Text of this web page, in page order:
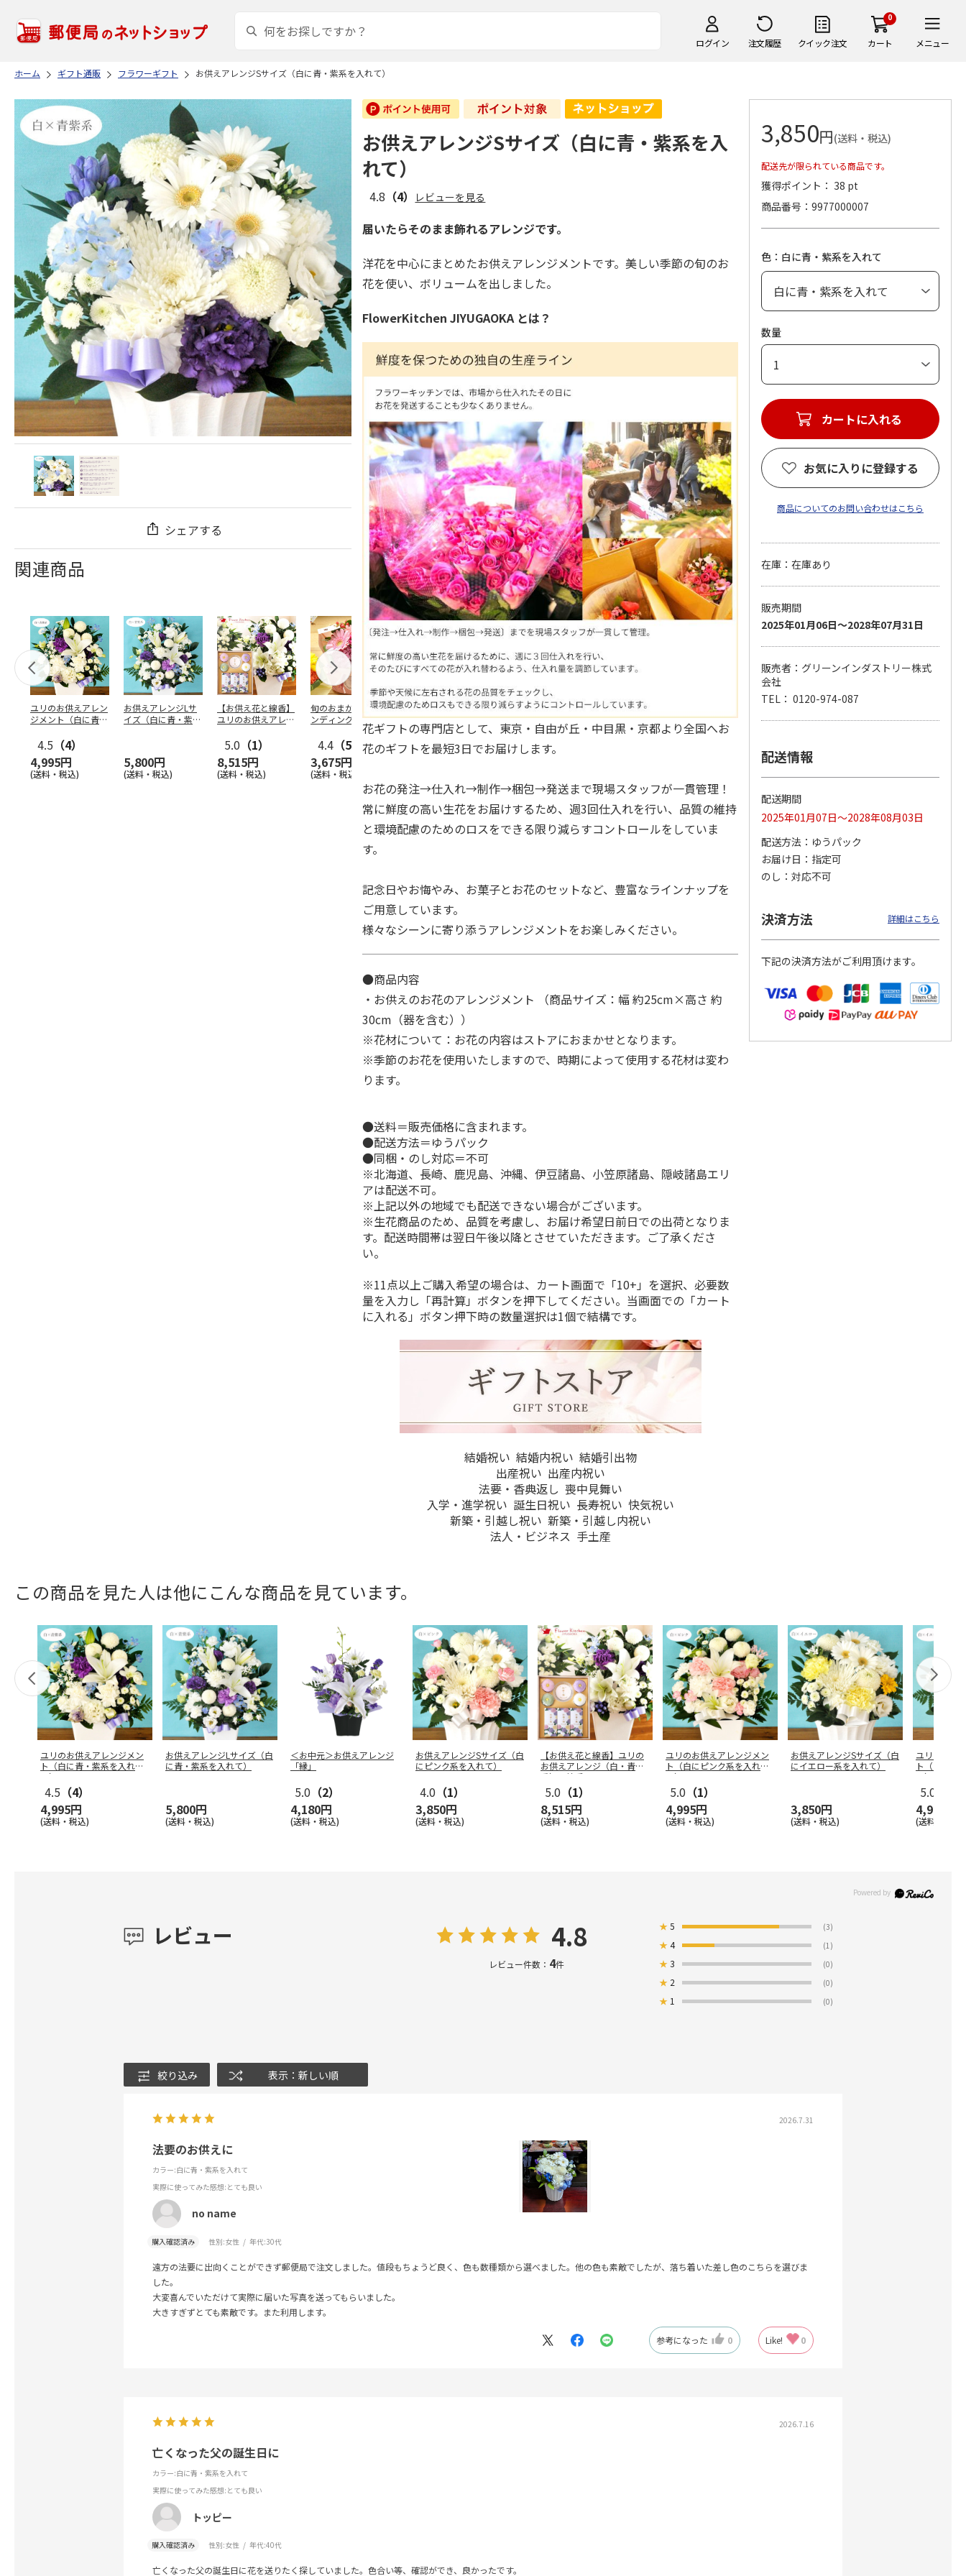
ログイン 注文履歴 クイック注文
0
カート メニュー
ホーム ギフト通販 フラワーギフト お供えアレンジSサイズ（白に青・紫系を入れて）
シェアする
関連商品
ユリのお供えアレン
ジメント（白に青・
4.5 （4）
4,995円
(送料・税込)
お供えアレンジLサ
イズ（白に青・紫系
5,800円
(送料・税込)
【お供え花と線香】
ユリのお供えアレン
線香…
5.0 （1）
8,515円
(送料・税込)
旬のおまかせ スタ
ンディングブーケ
4.4 （5）
3,675円
(送料・税込)
お供えアレンジSサ
イズ（白にピンク系
を入れて）
4.0（1）
旬のおまかせ スタ
ンディングブーケ
（ミックス）
5.0 （2）
【お供え花とスイー
ツ】ユリのお供えア
レンジ（白・青紫
ジメント（白にピン
ク系を入れて）
ユリのお供えアレン
11,815円
イズ（白）
お供えアレンジSサイズ（白に青・紫系を入
れて）
4.8 （4） レビューを見る
届いたらそのまま飾れるアレンジです。
洋花を中心にまとめたお供えアレンジメントです。美しい季節の旬のお
花を使い、ボリュームを出しました。
FlowerKitchen JIYUGAOKA とは？
花ギフトの専門店として、東京・自由が丘・中目黒・京都より全国へお
花のギフトを最短3日でお届けします。
お花の発注→仕入れ→制作→梱包→発送まで現場スタッフが一貫管理！
常に鮮度の高い生花をお届けするため、週3回仕入れを行い、品質の維持
と環境配慮のためのロスをできる限り減らすコントロールをしていま
す。
記念日やお悔やみ、お菓子とお花のセットなど、豊富なラインナップを
ご用意しています。
様々なシーンに寄り添うアレンジメントをお楽しみください。
●商品内容
・お供えのお花のアレンジメント （商品サイズ：幅 約25cm×高さ 約
30cm（器を含む））
※花材について：お花の内容はストアにおまかせとなります。
※季節のお花を使用いたしますので、時期によって使用する花材は変わ
ります。
●送料＝販売価格に含まれます。
●配送方法＝ゆうパック
●同梱・のし対応＝不可
※北海道、長崎、鹿児島、沖縄、伊豆諸島、小笠原諸島、隠岐諸島エリ
アは配送不可。
※上記以外の地域でも配送できない場合がございます。
※生花商品のため、品質を考慮し、お届け希望日前日での出荷となりま
す。配送時間帯は翌日午後以降とさせていただきます。ご了承くださ
い。
※11点以上ご購入希望の場合は、カート画面で「10+」を選択、必要数
量を入力し「再計算」ボタンを押下してください。当画面での「カート
に入れる」ボタン押下時の数量選択は1個で結構です。
結婚祝い 結婚内祝い 結婚引出物
出産祝い 出産内祝い
法要・香典返し 喪中見舞い
入学・進学祝い 誕生日祝い 長寿祝い 快気祝い
新築・引越し祝い 新築・引越し内祝い
法人・ビジネス 手土産
3,850円(送料・税込)
配送先が限られている商品です。
獲得ポイント： 38 pt
商品番号
9977000007
色：白に青・紫系を入れて
数量
カートに入れる
お気に入りに登録する
商品についてのお問い合わせはこちら
在庫：在庫あり
販売期間
2025年01月06日～2028年07月31日
販売者：グリーンインダストリー株式
会社
TEL： 0120-974-087
配送情報
配送期間
2025年01月07日～2028年08月03日
配送方法
ゆうパック
お届け日
指定可
のし
対応不可
決済方法 詳細はこちら
下記の決済方法がご利用頂けます。
この商品を見た人は他にこんな商品を見ています。
ユリのお供えアレンジメン
ト（白に青・紫系を入れ
て）
4.5 （4）
4,995円
(送料・税込)
お供えアレンジLサイズ（白
に青・紫系を入れて）
5,800円
(送料・税込)
＜お中元＞お供えアレンジ
「縁」
5.0 （2）
4,180円
(送料・税込)
お供えアレンジSサイズ（白
にピンク系を入れて）
4.0 （1）
3,850円
(送料・税込)
【お供え花と線香】ユリの
お供えアレンジ（白・青紫
系）＋線香
5.0 （1）
8,515円
(送料・税込)
ユリのお供えアレンジメン
ト（白にピンク系を入れ
て）
5.0 （1）
4,995円
(送料・税込)
お供えアレンジSサイズ（白
にイエロー系を入れて）
3,850円
(送料・税込)
ユリのお供
ト（白にイ
て）
5.0
4,995円
(送料・税込)
レビュー 4.8
レビュー件数： 4件
★5 (3)
★4 (1)
★3 (0)
★ 2 (0)
★ 1 (0)
絞り込み 表示：新しい順
2026.7.31
法要のお供えに
カラー:白に青・紫系を入れて
実際に使ってみた感想:とても良い
no name
購入確認済み 性別:女性 年代:30代
遠方の法要に出向くことができず郵便局で注文しました。値段もちょうど良く、色も数種類から選べました。他の色も素敵でしたが、落ち着いた差し色のこちらを選びま
した。
大変喜んでいただけて実際に届いた写真を送ってもらいました。
大きすぎずとても素敵です。また利用します。
参考になった 0 Like! 0
2026.7.16
亡くなった父の誕生日に
カラー:白に青・紫系を入れて
実際に使ってみた感想:とても良い
トッピー
購入確認済み 性別:女性 年代:40代
亡くなった父の誕生日に花を送りたく探していました。色合い等、確認ができ、良かったです。